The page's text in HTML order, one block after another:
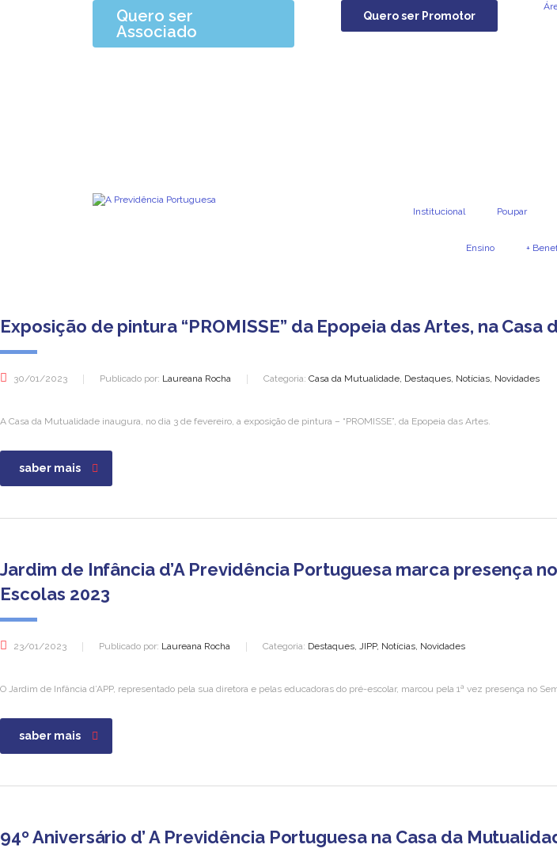
Quero ser
Associado
Quero ser Promotor
Institucional Poupar
Ensino +
Exposição de pintura “PROMISSE” da Epopeia das Artes, na
30/01/2023 Publicado por: Laureana Rocha Categoria: Casa da Mutualidade, Destaques, Notícias, Novidades
A Casa da Mutualidade inaugura, no dia 3 de fevereiro, a exposição de pintura – “PROMISSE”, da Epopeia das Artes.
saber mais
Jardim de Infância d’A Previdência Portuguesa marca presença
Escolas 2023
23/01/2023 Publicado por: Laureana Rocha Categoria: Destaques, JIPP, Notícias, Novidades
O Jardim de Infância d’APP, representado pela sua diretora e pelas educadoras do pré-escolar, marcou pela 1ª vez presença no
saber mais
94º Aniversário d’ A Previdência Portuguesa na Casa da